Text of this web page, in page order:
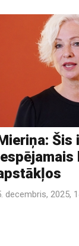
Šis
decembris, 2025,